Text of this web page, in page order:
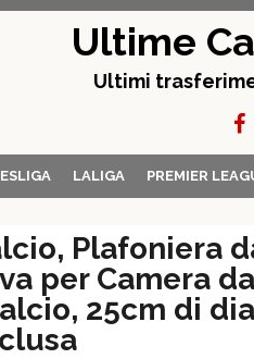
Ultime
Ultimi
LALIGA PREMIER
Plafoniera
per Camera
25cm di